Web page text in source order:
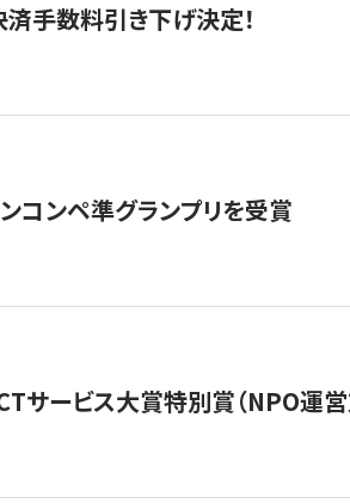
手数料引き下げ決定！
コンペ準グランプリを受賞
サービス大賞特別賞（NPO運